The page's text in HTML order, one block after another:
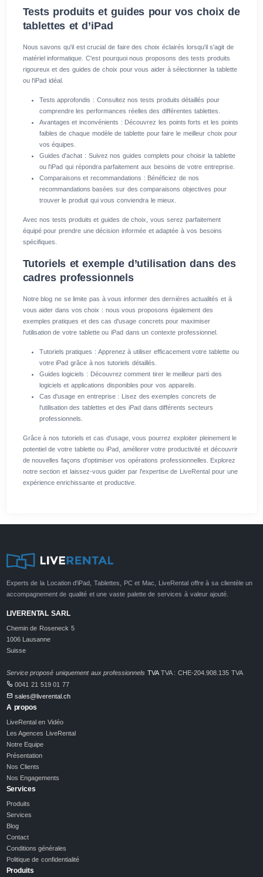
Tests produits et guides pour vos choix de
tablettes et d’iPad
Nous savons qu'il est crucial de faire des choix éclairés lorsqu'il s'agit de
matériel informatique. C'est pourquoi nous proposons des tests produits
rigoureux et des guides de choix pour vous aider à sélectionner la tablette
ou l'iPad idéal.
Tests approfondis : Consultez nos tests produits détaillés pour
comprendre les performances réelles des différentes tablettes.
Avantages et inconvénients : Découvrez les points forts et les points
faibles de chaque modèle de tablette pour faire le meilleur choix pour
vos équipes.
Guides d'achat : Suivez nos guides complets pour choisir la tablette
ou l'iPad qui répondra parfaitement aux besoins de votre entreprise.
Comparaisons et recommandations : Bénéficiez de nos
recommandations basées sur des comparaisons objectives pour
trouver le produit qui vous conviendra le mieux.
Avec nos tests produits et guides de choix, vous serez parfaitement
équipé pour prendre une décision informée et adaptée à vos besoins
spécifiques.
Tutoriels et exemple d’utilisation dans des
cadres professionnels
Notre blog ne se limite pas à vous informer des dernières actualités et à
vous aider dans vos choix : nous vous proposons également des
exemples pratiques et des cas d'usage concrets pour maximiser
l'utilisation de votre tablette ou iPad dans un contexte professionnel.
Tutoriels pratiques : Apprenez à utiliser efficacement votre tablette ou
votre iPad grâce à nos tutoriels détaillés.
Guides logiciels : Découvrez comment tirer le meilleur parti des
logiciels et applications disponibles pour vos appareils.
Cas d'usage en entreprise : Lisez des exemples concrets de
l'utilisation des tablettes et des iPad dans différents secteurs
professionnels.
Grâce à nos tutoriels et cas d'usage, vous pourrez exploiter pleinement le
potentiel de votre tablette ou iPad, améliorer votre productivité et découvrir
de nouvelles façons d'optimiser vos opérations professionnelles. Explorez
notre section et laissez-vous guider par l'expertise de LiveRental pour une
expérience enrichissante et productive.
Experts de la Location d'iPad, Tablettes, PC et Mac, LiveRental offre à sa clientèle un
accompagnement de qualité et une vaste palette de services à valeur ajouté.
LIVERENTAL SARL
Chemin de Roseneck 5
1006 Lausanne
Suisse
Service proposé uniquement aux professionnels TVATVA : CHE-204.908.135 TVA
0041 21 519 01 77
sales@liverental.ch
A propos
LiveRental en Vidéo
Les Agences LiveRental
Notre Equipe
Présentation
Nos Clients
Nos Engagements
Services
Produits
Services
Blog
Contact
Conditions générales
Politique de confidentialité
Produits